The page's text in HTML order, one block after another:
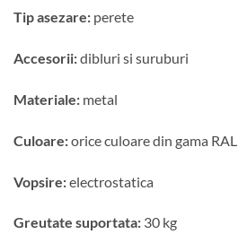
Tip asezare: perete
Accesorii:dibluri si suruburi
Materiale: metal
Culoare:orice culoare din gama RAL
Vopsire:electrostatica
Greutate suportata: 30 kg